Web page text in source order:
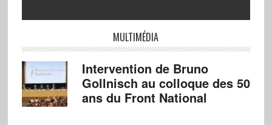
MULTIMÉDIA
Intervention de Bruno
Gollnisch au colloque des 50
ans du Front National